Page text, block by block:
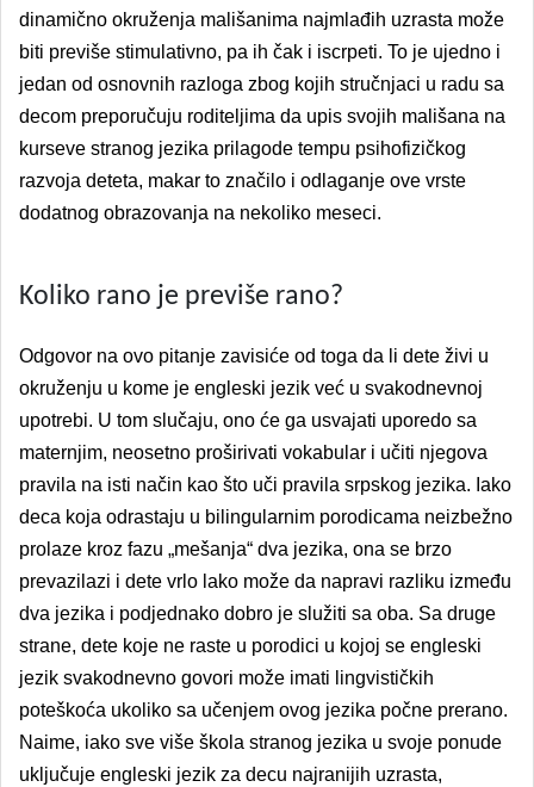
dinamično okruženja mališanima najmlađih uzrasta može
biti previše stimulativno, pa ih čak i iscrpeti. To je ujedno i
jedan od osnovnih razloga zbog kojih stručnjaci u radu sa
decom preporučuju roditeljima da upis svojih mališana na
kurseve stranog jezika prilagode tempu psihofizičkog
razvoja deteta, makar to značilo i odlaganje ove vrste
dodatnog obrazovanja na nekoliko meseci.
Koliko rano je previše rano?
Odgovor na ovo pitanje zavisiće od toga da li dete živi u
okruženju u kome je engleski jezik već u svakodnevnoj
upotrebi. U tom slučaju, ono će ga usvajati uporedo sa
maternjim, neosetno proširivati vokabular i učiti njegova
pravila na isti način kao što uči pravila srpskog jezika. Iako
deca koja odrastaju u bilingularnim porodicama neizbežno
prolaze kroz fazu „mešanja“ dva jezika, ona se brzo
prevazilazi i dete vrlo lako može da napravi razliku između
dva jezika i podjednako dobro je služiti sa oba. Sa druge
strane, dete koje ne raste u porodici u kojoj se engleski
jezik svakodnevno govori može imati lingvističkih
poteškoća ukoliko sa učenjem ovog jezika počne prerano.
Naime, iako sve više škola stranog jezika u svoje ponude
uključuje engleski jezik za decu najranijih uzrasta,